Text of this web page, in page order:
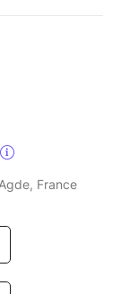
France